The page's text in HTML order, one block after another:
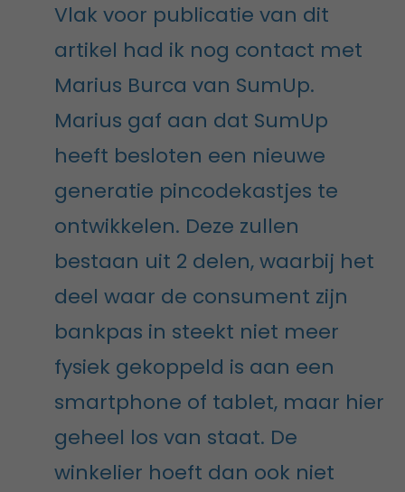
Vlak voor publicatie van dit
artikel had ik nog contact met
Marius Burca van SumUp.
Marius gaf aan dat SumUp
heeft besloten een nieuwe
generatie pincodekastjes te
ontwikkelen. Deze zullen
bestaan uit 2 delen, waarbij het
deel waar de consument zijn
bankpas in steekt niet meer
fysiek gekoppeld is aan een
smartphone of tablet, maar hier
geheel los van staat. De
winkelier hoeft dan ook niet